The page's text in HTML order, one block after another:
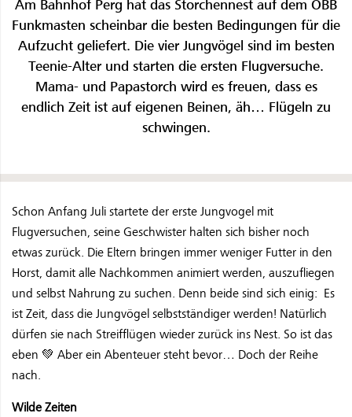
Am Bahnhof Perg hat das Storchennest auf dem ÖBB
Funkmasten scheinbar die besten Bedingungen für die
Aufzucht geliefert. Die vier Jungvögel sind im besten
Teenie-Alter und starten die ersten Flugversuche.
Mama- und Papastorch wird es freuen, dass es
endlich Zeit ist auf eigenen Beinen, äh… Flügeln zu
schwingen.
Schon Anfang Juli startete der erste Jungvogel mit
Flugversuchen, seine Geschwister halten sich bisher noch
etwas zurück. Die Eltern bringen immer weniger Futter in den
Horst, damit alle Nachkommen animiert werden, auszufliegen
und selbst Nahrung zu suchen. Denn beide sind sich einig: Es
ist Zeit, dass die Jungvögel selbstständiger werden! Natürlich
dürfen sie nach Streifflügen wieder zurück ins Nest. So ist das
eben 💚 Aber ein Abenteuer steht bevor… Doch der Reihe
nach.
Wilde Zeiten